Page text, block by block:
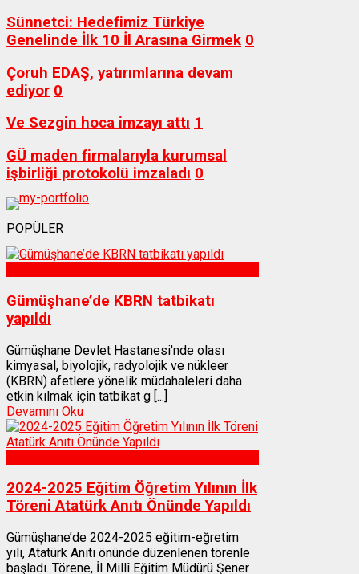
Sünnetci: Hedefimiz Türkiye
Genelinde İlk 10 İl Arasına Girmek 0
Çoruh EDAŞ, yatırımlarına devam
ediyor 0
Ve Sezgin hoca imzayı attı 1
GÜ maden firmalarıyla kurumsal
işbirliği protokolü imzaladı 0
POPÜLER
Gümüşhane’de KBRN tatbikatı
yapıldı
Gümüşhane Devlet Hastanesi'nde olası
kimyasal, biyolojik, radyolojik ve nükleer
(KBRN) afetlere yönelik müdahaleleri daha
etkin kılmak için tatbikat g [...]
Devamını Oku
2024-2025 Eğitim Öğretim Yılının İlk
Töreni Atatürk Anıtı Önünde Yapıldı
Gümüşhane’de 2024-2025 eğitim-eğretim
yılı, Atatürk Anıtı önünde düzenlenen törenle
başladı. Törene, İl Millî Eğitim Müdürü Şener